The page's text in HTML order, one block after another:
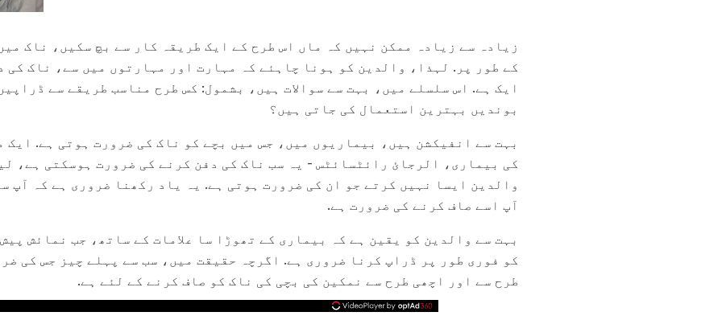
زیادہ سے زیادہ ممکن نہیں کہ ماں اس طرح کے ایک طریقہ کار سے بچ سکیں، ناک
کے طور پر. لہذا، والدین کو ہونا چاہئے کہ مہارت اور مہارتوں میں سے، ناک کی
ایک ہے. اس سلسلے میں، بہت سے سوالات ہیں، بشمول: کس طرح مناسب طریقے سے
بوندیں بہترین استعمال کی جاتی ہیں؟
بہت سے انفیکشن ہیں، بیماریوں میں، جس میں بچے کو ناک کی ضرورت ہوتی ہے. ایک
کی بیماری، الرجائ رائٹسائٹس - یہ سب ناک کی دفن کرنے کی ضرورت ہوسکتی ہے،
والدین ایسا نہیں کرتے جو ان کی ضرورت ہوتی ہے. یہ یاد رکھنا ضروری ہے کہ آپ
آپ اسے صاف کرنے کی ضرورت ہے.
بہت سے والدین کو یقین ہے کہ بیماری کے تھوڑا سا علامات کے ساتھ، جب نمائش
کو فوری طور پر ڈراپ کرنا ضروری ہے. اگرچہ حقیقت میں، سب سے پہلے چیز جس کی
طرح سے اور اچھی طرح سے نمکین کی بچی کی ناک کو صاف کرنے کے لئے ہے.